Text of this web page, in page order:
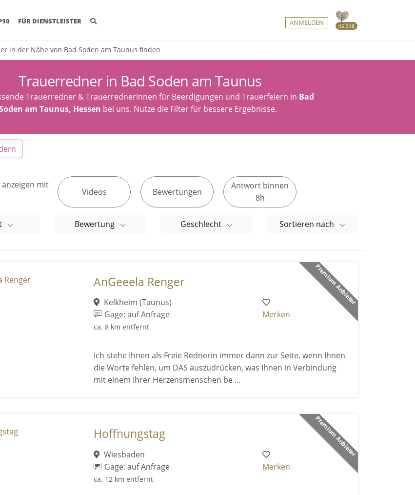
45.318
FÜR DIENSTLEISTER ANMELDEN
in der Nähe von Bad Soden am Taunus finden
Trauerredner in Bad Soden am Taunus
Trauerredner & Trauerrednerinnen für Beerdigungen und Trauerfeiern in Bad
am Taunus, Hessen bei uns. Nutze die Filter für bessere Ergebnisse.
mit
Videos Bewertungen
Antwort binnen
8h
Bewertung Geschlecht Sortieren nach
Premium Anbieter
AnGeeela Renger
Kelkheim (Taunus)
Gage: auf Anfrage
ca. 8 km entfernt
Merken
Ich stehe Ihnen als Freie Rednerin immer dann zur Seite, wenn Ihnen
die Worte fehlen, um DAS auszudrücken, was Ihnen in Verbindung
mit einem Ihrer Herzensmenschen be ...
Premium Anbieter
Hoffnungstag
Wiesbaden
Gage: auf Anfrage
ca. 12 km entfernt
Merken